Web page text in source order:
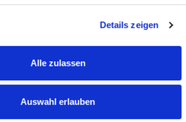
Details zeigen
Alle zulassen
Auswahl erlauben